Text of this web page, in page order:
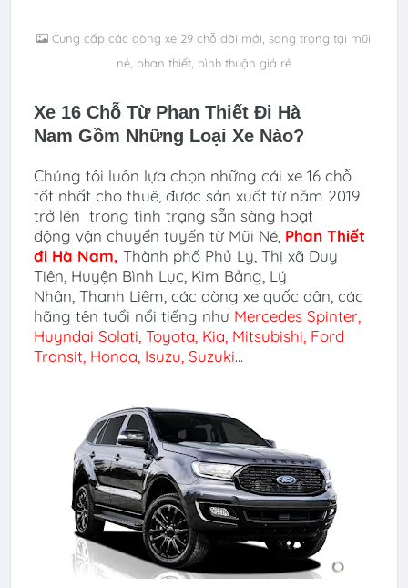
Cung cấp các dòng xe 29 chỗ đời mới, sang trọng tại mũi
né, phan thiết, bình thuận giá rẻ
Xe 16 Chỗ Từ Phan Thiết Đi Hà
Nam Gồm Những Loại Xe Nào?
Chúng tôi luôn lựa chọn những cái xe 16 chỗ
tốt nhất cho thuê, được sản xuất từ năm 2019
trở lên trong tình trạng sẵn sàng hoạt
động vận chuyển tuyến từ Mũi Né, Phan Thiết
đi Hà Nam, Thành phố Phủ Lý, Thị xã Duy
Tiên, Huyện Bình Lục, Kim Bảng, Lý
Nhân, Thanh Liêm, các dòng xe quốc dân, các
hãng tên tuổi nổi tiếng như Mercedes Spinter,
Huyndai Solati, Toyota, Kia, Mitsubishi, Ford
Transit, Honda, Isuzu, Suzuki...